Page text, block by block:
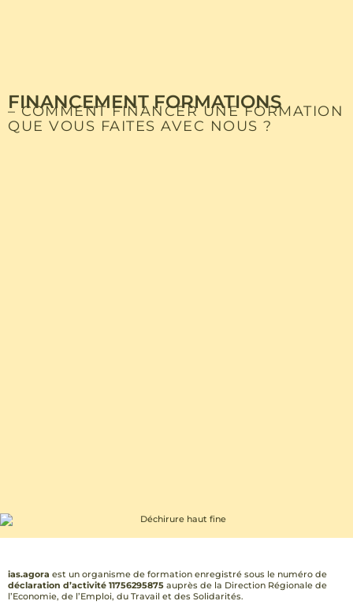
FINANCEMENT FORMATIONS
– COMMENT FINANCER UNE FORMATION
QUE VOUS FAITES AVEC NOUS ?
ias.agora est un organisme de formation enregistré sous le numéro de
déclaration d’activité 11756295875 auprès de la Direction Régionale de
l’Economie, de l’Emploi, du Travail et des Solidarités.